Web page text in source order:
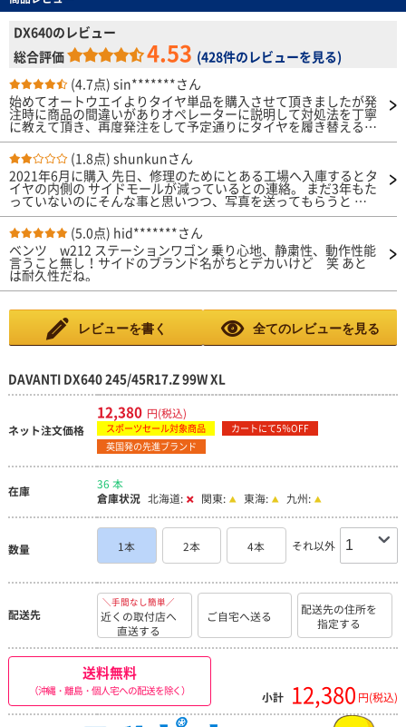
DX640のレビュー
総合評価
4.53 (428件のレビューを見る)
(4.7点) sin*******さん
始めてオートウエイよりタイヤ単品を購入させて頂きましたが発
注時に商品の間違いがありオペレーターに説明して対処法を丁寧
に教えて頂き、再度発注をして予定通りにタイヤを履き替える事
が出来ました。
(1.8点) shunkunさん
2021年6月に購入 先日、修理のためにとある工場へ入庫するとタ
イヤの内側の サイドモールが減っているとの連絡。 まだ3年もた
っていないのにそんな事と思いつつ、写真を送ってもらうと 確
かに減っている。 車は接地しているのはタイヤだけなので交換
を決意。 今度はグッドイヤーとか名前のあるメーカーを選択。
安いからと、3年も持たないタイヤを購入して後悔。 安物買いの
銭失いとはよく言ったもんで、購入を全くお勧めしない。 修理
に出していなかったら気付かずにそのまま走行していたと思うと
ぞっとする。 ウエット路面以外は、乗り心地等はそんなに悪く
ないのだが・・。
(5.0点) hid*******さん
ベンツ w212 ステーションワゴン 乗り心地、静粛性、動作性能
言うこと無し！サイドのブランド名がちとデカいけど 笑 あと
は耐久性だね。
レビューを書く 全てのレビューを見る
DAVANTI DX640 245/45R17.Z 99W XL
ネット注文価格
12,380 円(税込)
スポーツセール対象商品
カートにて5％OFF
英国発の先進ブランド
在庫
36 本
倉庫状況 北海道: 関東: 東海: 九州:
数量 1本 2本 4本 それ以外
配送先
＼手間なし簡単／
近くの取付店へ
直送する
ご自宅へ送る
配送先の住所を
指定する
送料無料
（沖縄・離島・個人宅への配送を除く） 小計 12,380 円(税込)